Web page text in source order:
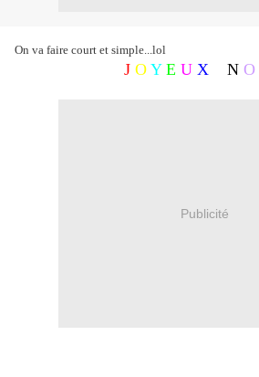
On va faire court et simple...lol
J O Y E U X N O
Publicité